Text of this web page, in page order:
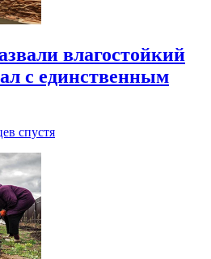
влагостойкий
с единственным
спустя